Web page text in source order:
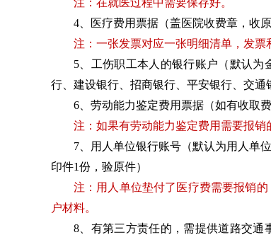
注：在就医过程中需要保存好。
4、医疗费用票据（盖医院收费章，收
注：一张发票对应一张明细清单，发票
5、工伤职工本人的银行账户（默认
行、建设银行、招商银行、平安银行、交通
6、劳动能力鉴定费用票据（如有收取
注：如果有劳动能力鉴定费用需要报销
7、用人单位银行账号（默认为用人单
印件1份，验原件）
注：用人单位垫付了医疗费需要报销
户材料。
8、有第三方责任的，需提供道路交通